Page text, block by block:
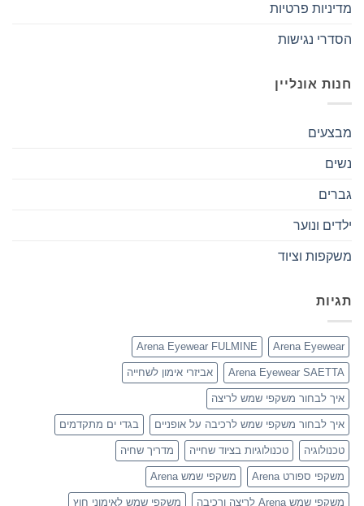
מדיניות פרטיות
הסדרי נגישות
חנות אונליין
מבצעים
נשים
גברים
ילדים ונוער
משקפות וציוד
תגיות
Arena Eyewear
Arena Eyewear FULMINE
Arena Eyewear SAETTA אביזרי אימון לשחייה
איך לבחור משקפי שמש לריצה
איך לבחור משקפי שמש לרכיבה על אופניים בגדי ים מתקדמים
טכנולוגיה טכנולוגיות בציוד שחייה מדריך שחיה
משקפי ספורט Arena משקפי שמש Arena
משקפי שמש Arena לריצה ורכיבה משקפי שמש לאימוני חוץ